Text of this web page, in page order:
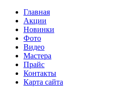
Главная
Акции
Новинки
Фото
Видео
Мастера
Прайс
Контакты
Карта сайта